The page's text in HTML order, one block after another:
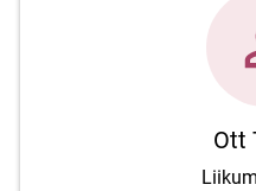
Ott